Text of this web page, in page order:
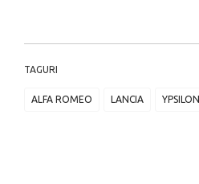
TAGURI
ALFA ROMEO LANCIA YPSILON